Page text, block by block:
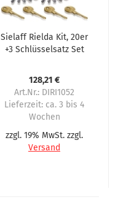
Sielaff Rielda Kit, 20er
+3 Schlüsselsatz Set
128,21 €
Art.Nr.: DIRI1052
Lieferzeit: ca. 3 bis 4
Wochen
zzgl. 19% MwSt. zzgl.
Versand